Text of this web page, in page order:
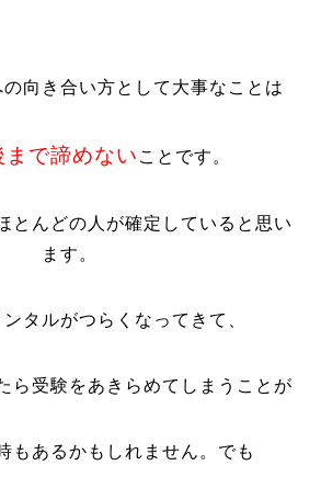
向き合い方として大事なことは
まで諦めない ことです。
とんどの人が確定していると思い
ます。
タルがつらくなってきて、
ら受験をあきらめてしまうことが
もあるかもしれません。でも